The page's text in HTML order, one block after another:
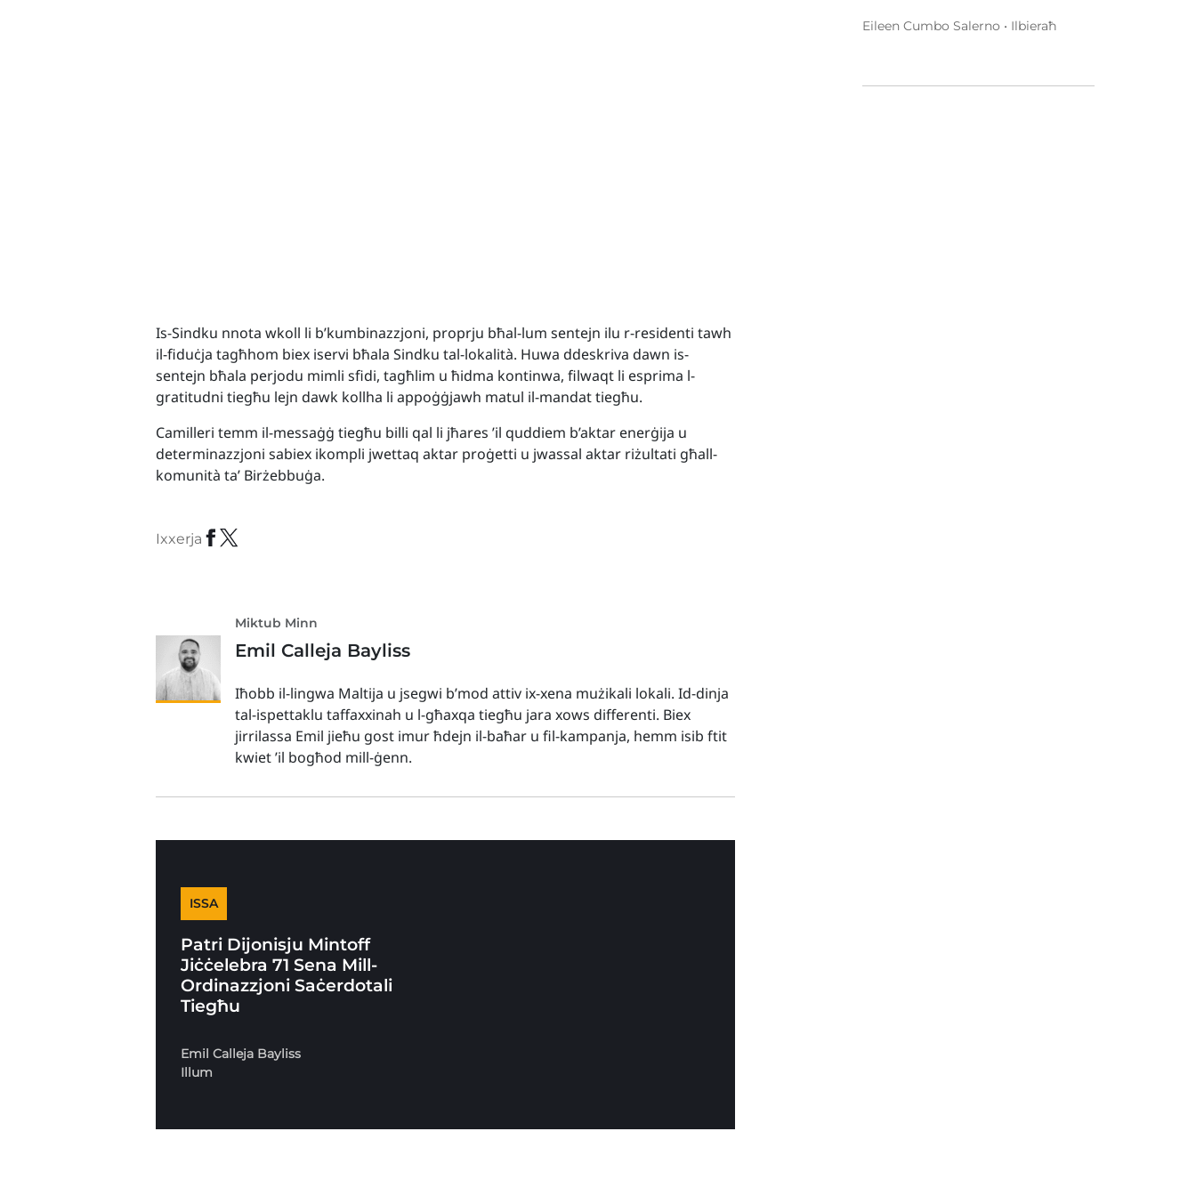
Is-Sindku nnota wkoll li b’kumbinazzjoni, proprju bħal-lum sentejn ilu r-residenti tawh
il-fiduċja tagħhom biex iservi bħala Sindku tal-lokalità. Huwa ddeskriva dawn is-
sentejn bħala perjodu mimli sfidi, tagħlim u ħidma kontinwa, filwaqt li esprima l-
gratitudni tiegħu lejn dawk kollha li appoġġjawh matul il-mandat tiegħu.
Camilleri temm il-messaġġ tiegħu billi qal li jħares ’il quddiem b’aktar enerġija u
determinazzjoni sabiex ikompli jwettaq aktar proġetti u jwassal aktar riżultati għall-
komunità ta’ Birżebbuġa.
Ixxerja
Miktub Minn
Emil Calleja Bayliss
Iħobb il-lingwa Maltija u jsegwi b’mod attiv ix-xena mużikali lokali. Id-dinja
tal-ispettaklu taffaxxinah u l-għaxqa tiegħu jara xows differenti. Biex
jirrilassa Emil jieħu gost imur ħdejn il-baħar u fil-kampanja, hemm isib ftit
kwiet ’il bogħod mill-ġenn.
ISSA
Patri Dijonisju Mintoff
Jiċċelebra 71 Sena Mill-
Ordinazzjoni Saċerdotali
Tiegħu
Emil Calleja Bayliss
Illum
Eileen Cumbo Salerno • Ilbieraħ